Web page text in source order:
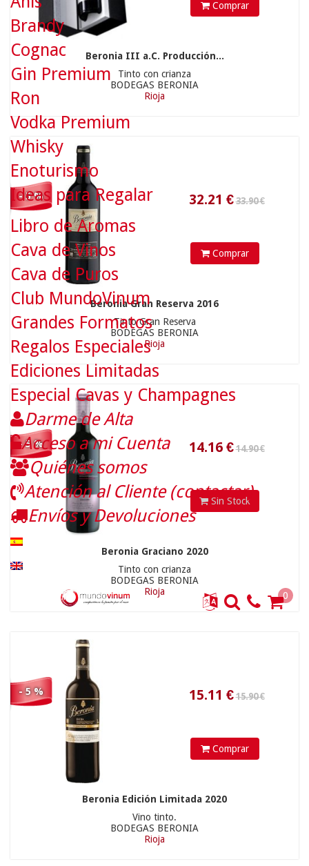
Comprar
Beronia III a.C. Producción...
Tinto con crianza
BODEGAS BERONIA
Rioja
- 5 %
32.21€
Comprar
Beronia Gran Reserva 2016
Tinto Gran Reserva
BODEGAS BERONIA
Rioja
- 5 %
Sin Stock
Beronia Graciano 2020
Tinto con crianza
BODEGAS BERONIA
Rioja
- 5 %
15.90 €
Comprar
Beronia Edición Limitada 2020
Vino tinto.
BODEGAS BERONIA
Rioja
9.17€
Brandy
Cognac
Gin Premium
Ron
Vodka Premium
Whisky
Enoturismo
Ideas para Regalar
Libro de Aromas
Cava de Vinos
Cava de Puros
Club MundoVinum
Grandes Formatos
Regalos Especiales
Ediciones Limitadas
Especial Cavas y Champagnes
Darme de Alta
Acceso a mi Cuenta
Quiénes somos
Atención al Cliente (contactar)
Envíos y Devoluciones
0